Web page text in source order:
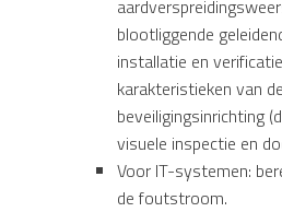
blootliggende
installatie en
karakteristieken van
beveiligingsinrichting
visuele inspectie en
Voor IT-systemen:
de foutstroom.